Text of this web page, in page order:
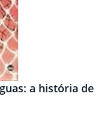
a história de